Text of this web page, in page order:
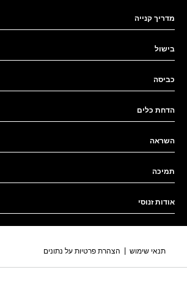
מדריך קנייה
בישול
כביסה
הדחת כלים
השראה
תמיכה
אודות זנוסי
תנאי שימוש | הצהרת פרטיות על נתונים